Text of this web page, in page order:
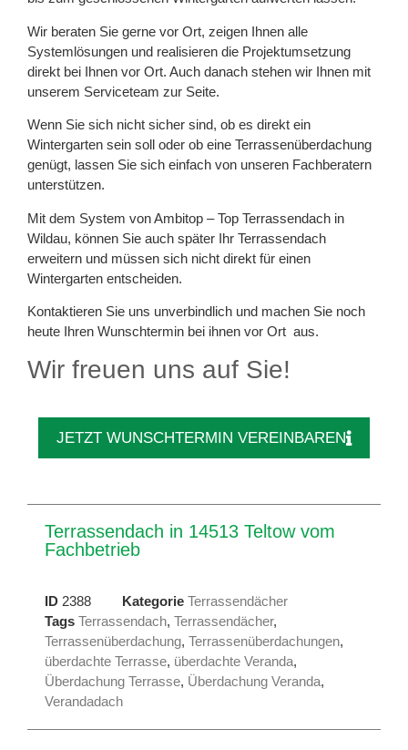
Wir beraten Sie gerne vor Ort, zeigen Ihnen alle
Systemlösungen und realisieren die Projektumsetzung
direkt bei Ihnen vor Ort. Auch danach stehen wir Ihnen mit
unserem Serviceteam zur Seite.
Wenn Sie sich nicht sicher sind, ob es direkt ein
Wintergarten sein soll oder ob eine Terrassenüberdachung
genügt, lassen Sie sich einfach von unseren Fachberatern
unterstützen.
Mit dem System von Ambitop – Top Terrassendach in
Wildau, können Sie auch später Ihr Terrassendach
erweitern und müssen sich nicht direkt für einen
Wintergarten entscheiden.
Kontaktieren Sie uns unverbindlich und machen Sie noch
heute Ihren Wunschtermin bei ihnen vor Ort aus.
Wir freuen uns auf Sie!
JETZT WUNSCHTERMIN VEREINBAREN
Terrassendach in 14513 Teltow vom
Fachbetrieb
ID 2388 Kategorie Terrassendächer
Tags Terrassendach, Terrassendächer,
Terrassenüberdachung, Terrassenüberdachungen,
überdachte Terrasse, überdachte Veranda,
Überdachung Terrasse, Überdachung Veranda,
Verandadach